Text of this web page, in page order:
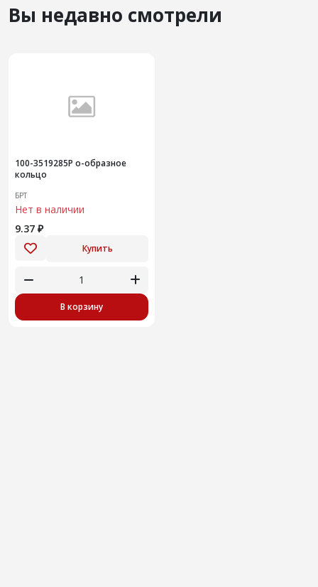
Вы недавно смотрели
100-3519285Р о-образное
кольцо
БРТ
Нет в наличии
9.37 ₽
Купить
В корзину